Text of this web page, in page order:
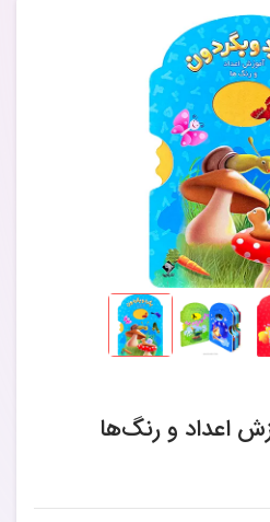
اعداد و رنگ‌ها